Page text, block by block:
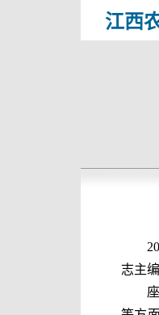
江西
志主